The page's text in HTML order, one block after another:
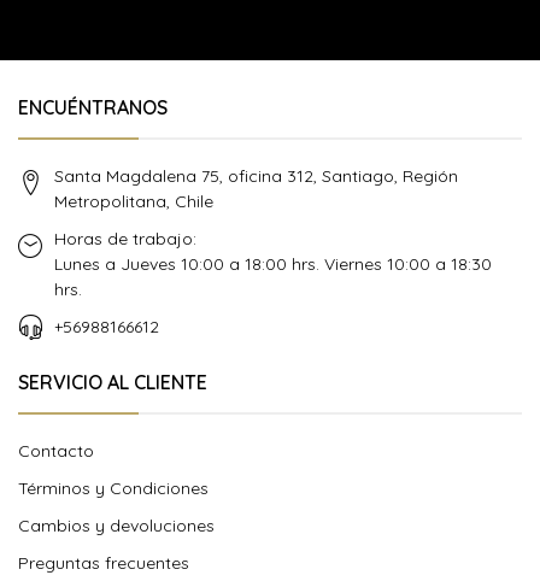
ENCUÉNTRANOS
Santa Magdalena 75, oficina 312, Santiago, Región
Metropolitana, Chile
Horas de trabajo:
Lunes a Jueves 10:00 a 18:00 hrs. Viernes 10:00 a 18:30
hrs.
+56988166612
SERVICIO AL CLIENTE
Contacto
Términos y Condiciones
Cambios y devoluciones
Preguntas frecuentes